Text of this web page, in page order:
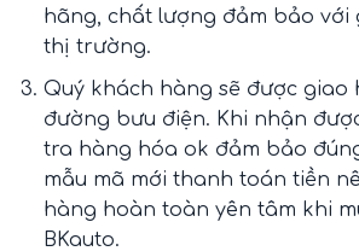
hãng, chất lượng đảm bảo với
thị trường.
Quý khách hàng sẽ được giao
đường bưu điện. Khi nhận
tra hàng hóa ok đảm bảo
mẫu mã mới thanh toán tiền
hàng hoàn toàn yên tâm khi
BKauto.